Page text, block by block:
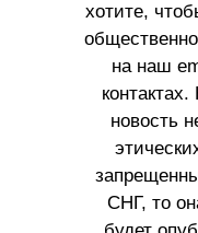
хотите,
на наш
новость
СНГ, то